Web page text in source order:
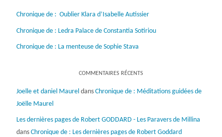
Chronique de : Oublier Klara d’Isabelle Autissier
Chronique de : Ledra Palace de Constantia Sotiriou
Chronique de : La menteuse de Sophie Stava
COMMENTAIRES RÉCENTS
Joelle et daniel Maureldans Chronique de : Méditations guidées de
Joëlle Maurel
Les dernières pages de Robert GODDARD - Les Paravers de Millina
dans Chronique de : Les dernières pages de Robert Goddard